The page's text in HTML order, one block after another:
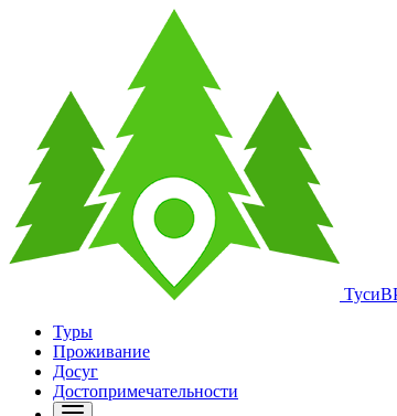
Туры
Проживание
Досуг
Достопримечательности